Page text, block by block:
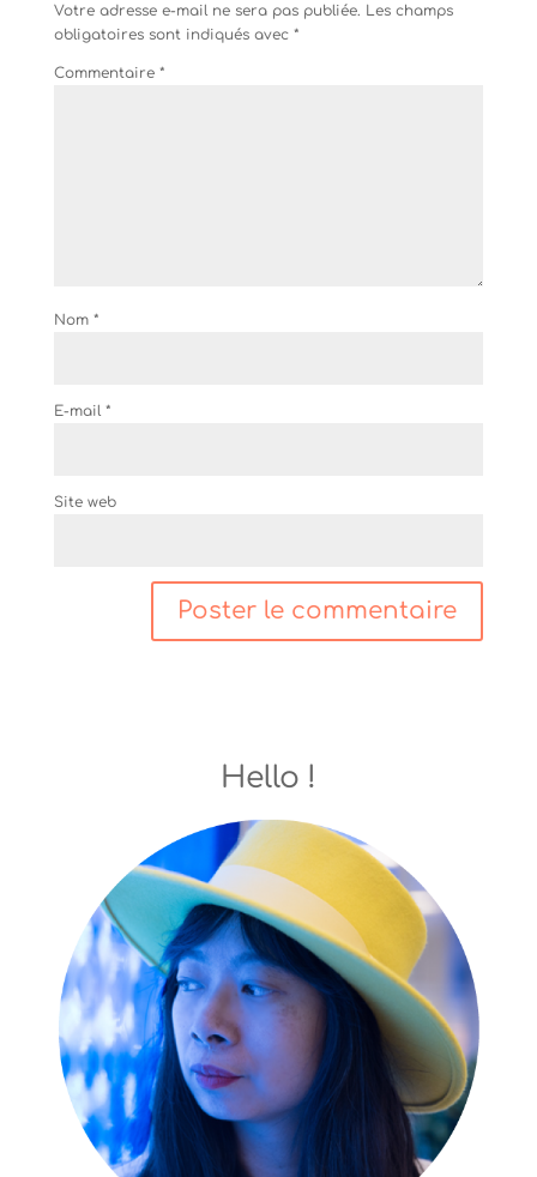
Votre adresse e-mail ne sera pas publiée. Les champs
obligatoires sont indiqués avec *
Commentaire *
Nom *
E-mail *
Site web
Hello !